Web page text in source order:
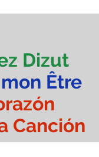
Dizut
Être
Canción